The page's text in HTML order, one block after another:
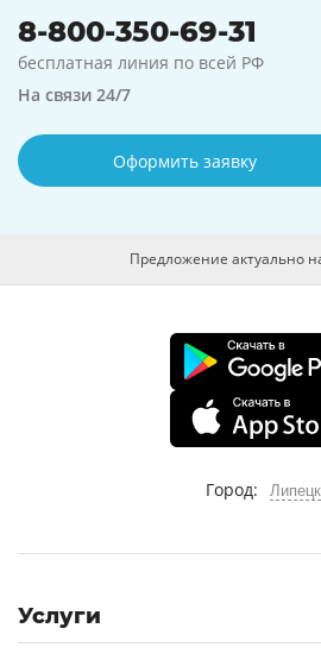
8-800-350-69-31
бесплатная линия по всей РФ
На связи 24/7
Оформить заявку
Предложение актуально
Город: Липецк
Услуги